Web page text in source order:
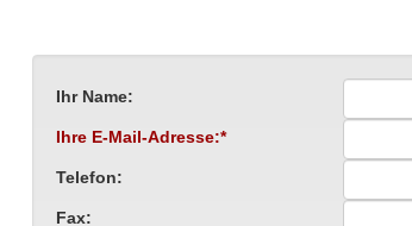
Ihr Name:
Ihre E-Mail-Adresse:*
Telefon:
Fax: